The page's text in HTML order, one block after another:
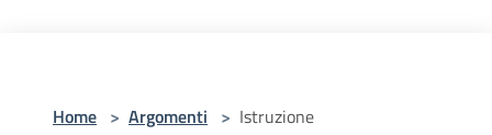
Home > Argomenti > Istruzione